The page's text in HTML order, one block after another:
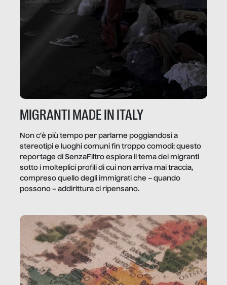
MIGRANTI MADE IN ITALY
Non c’è più tempo per parlarne poggiandosi a
stereotipi e luoghi comuni fin troppo comodi: questo
reportage di SenzaFiltro esplora il tema dei migranti
sotto i molteplici profili di cui non arriva mai traccia,
compreso quello degli immigrati che – quando
possono – addirittura ci ripensano.